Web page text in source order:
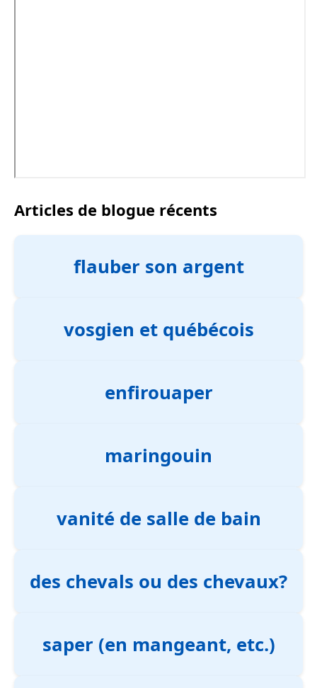
Articles de blogue récents
flauber son argent
vosgien et québécois
enfirouaper
maringouin
vanité de salle de bain
des chevals ou des chevaux?
saper (en mangeant, etc.)